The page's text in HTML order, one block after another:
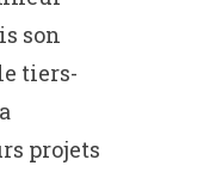
son
tiers-
projets